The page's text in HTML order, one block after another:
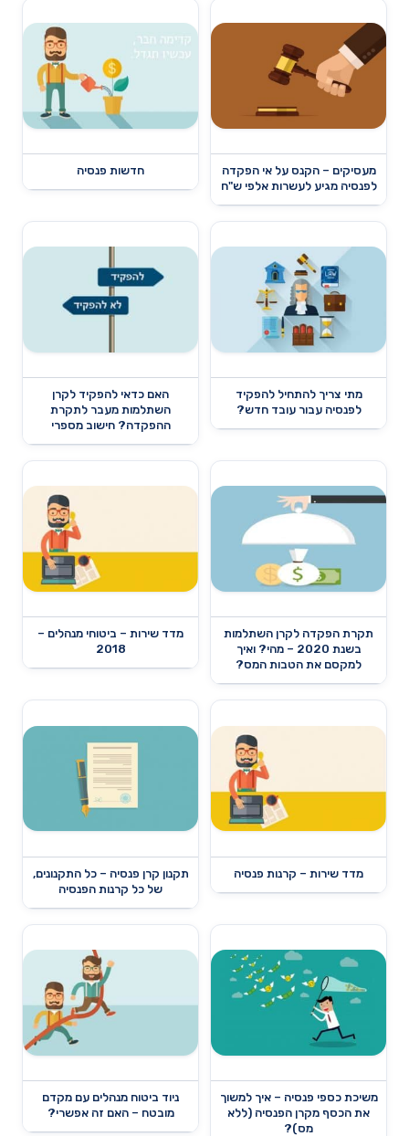
מעסיקים – הקנס על אי הפקדה
לפנסיה מגיע לעשרות אלפי ש"ח
חדשות פנסיה
מתי צריך להתחיל להפקיד
לפנסיה עבור עובד חדש?
האם כדאי להפקיד לקרן
השתלמות מעבר לתקרת
ההפקדה? חישוב מספרי
תקרת הפקדה לקרן השתלמות
בשנת 2020 – מהי? ואיך
למקסם את הטבות המס?
מדד שירות – ביטוחי מנהלים –
2018
מדד שירות – קרנות פנסיה
תקנון קרן פנסיה – כל התקנונים,
של כל קרנות הפנסיה
משיכת כספי פנסיה – איך למשוך
את הכסף מקרן הפנסיה (ללא
מס)?
ניוד ביטוח מנהלים עם מקדם
מובטח – האם זה אפשרי?